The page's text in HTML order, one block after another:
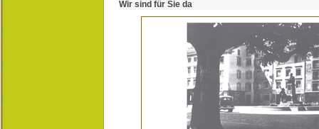
Wir sind für Sie da